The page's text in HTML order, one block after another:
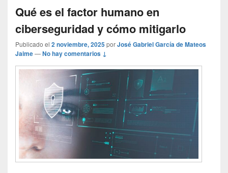
Qué es el factor humano en
ciberseguridad y cómo mitigarlo
Publicado el 2 noviembre, 2025porJosé Gabriel García de Mateos
Jaime—No hay comentarios ↓